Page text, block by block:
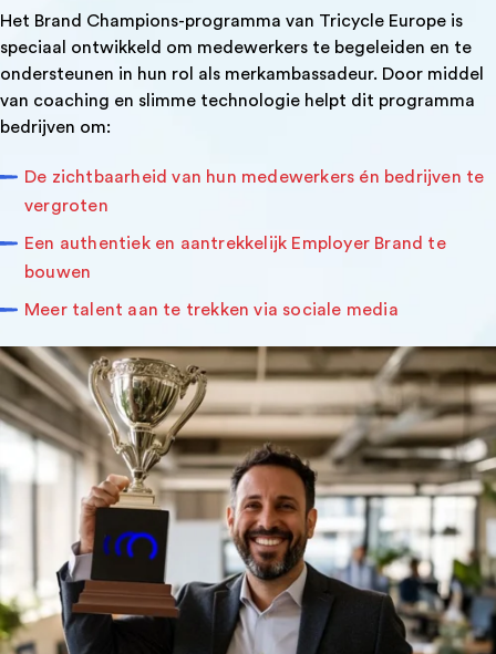
Het Brand Champions-programma van Tricycle Europe is
speciaal ontwikkeld om medewerkers te begeleiden en te
ondersteunen in hun rol als merkambassadeur. Door middel
van coaching en slimme technologie helpt dit programma
bedrijven om:
De zichtbaarheid van hun medewerkers én bedrijven te
vergroten
Een authentiek en aantrekkelijk Employer Brand te
bouwen
Meer talent aan te trekken via sociale media